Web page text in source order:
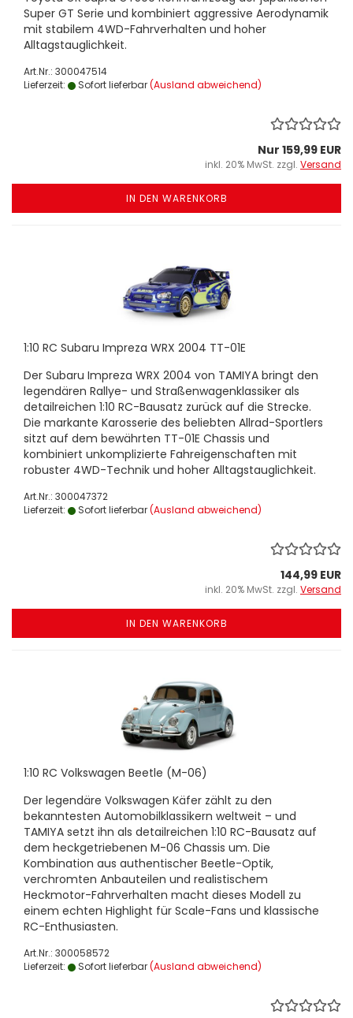
Super GT Serie und kombiniert aggressive Aerodynamik
mit stabilem 4WD-Fahrverhalten und hoher
Alltagstauglichkeit.
Art.Nr.: 300047514
Lieferzeit:
Sofort lieferbar(Ausland abweichend)
Nur 159,99 EUR
inkl. 20% MwSt. zzgl. Versand
IN DEN WARENKORB
1:10 RC Subaru Impreza WRX 2004 TT-01E
Der Subaru Impreza WRX 2004 von TAMIYA bringt den
legendären Rallye- und Straßenwagenklassiker als
detailreichen 1:10 RC-Bausatz zurück auf die Strecke.
Die markante Karosserie des beliebten Allrad-Sportlers
sitzt auf dem bewährten TT-01E Chassis und
kombiniert unkomplizierte Fahreigenschaften mit
robuster 4WD-Technik und hoher Alltagstauglichkeit.
Art.Nr.: 300047372
Lieferzeit:
Sofort lieferbar(Ausland abweichend)
144,99 EUR
inkl. 20% MwSt. zzgl. Versand
IN DEN WARENKORB
1:10 RC Volkswagen Beetle (M-06)
Der legendäre Volkswagen Käfer zählt zu den
bekanntesten Automobilklassikern weltweit – und
TAMIYA setzt ihn als detailreichen 1:10 RC-Bausatz auf
dem heckgetriebenen M-06 Chassis um. Die
Kombination aus authentischer Beetle-Optik,
verchromten Anbauteilen und realistischem
Heckmotor-Fahrverhalten macht dieses Modell zu
einem echten Highlight für Scale-Fans und klassische
RC-Enthusiasten.
Art.Nr.: 300058572
Lieferzeit:
Sofort lieferbar(Ausland abweichend)